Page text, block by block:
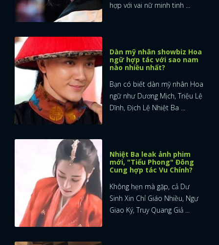
hợp với vai nữ minh tinh ...
Dàn mỹ nhân showbiz Hoa
ngữ hợp tác với sao nam
nào nhiều nhất?
Bạn có biết dàn mỹ nhân Hoa
ngữ như Dương Mịch, Triệu Lệ
Dĩnh, Địch Lệ Nhiệt Ba ...
Nhiệt Ba leak ảnh phim
mới, "Tiểu Phong" Đông
Cung hợp tác Vu Chính?
Không hẹn mà gặp, cả Dư
Sinh Xin Chỉ Giáo Nhiều, Ngự
Giao Ký, Truy Quang Giả ...